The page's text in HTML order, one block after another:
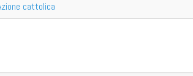
cattolica